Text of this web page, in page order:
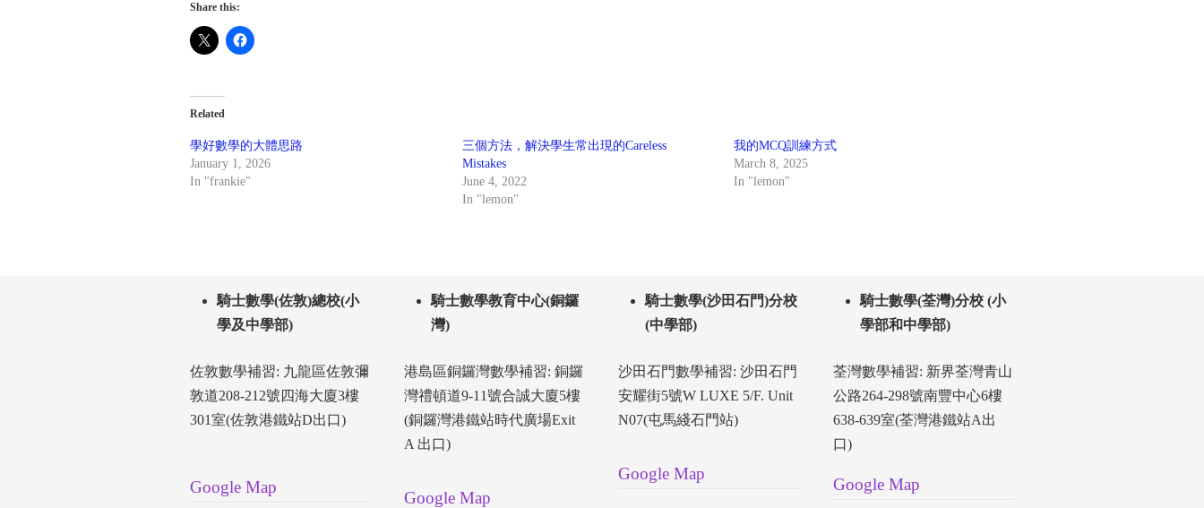
Share this:
Related
學好數學的大體思路
January 1, 2026
In "frankie"
三個方法，解決學生常出現的Careless
Mistakes
June 4, 2022
In "lemon"
我的MCQ訓練方式
March 8, 2025
In "lemon"
騎士數學(佐敦)總校(小
學及中學部)
佐敦數學補習: 九龍區佐敦彌
敦道208-212號四海大廈3樓
301室(佐敦港鐵站D出口)
Google Map
騎士數學教育中心(銅鑼
灣)
港島區銅鑼灣數學補習: 銅鑼
灣禮頓道9-11號合誠大廈5樓
(銅鑼灣港鐵站時代廣場Exit
A 出口)
Google Map
騎士數學(沙田石門)分校
(中學部)
沙田石門數學補習: 沙田石門
安耀街5號W LUXE 5/F. Unit
N07(屯馬綫石門站)
Google Map
騎士數學(荃灣)分校 (小
學部和中學部)
荃灣數學補習: 新界荃灣青山
公路264-298號南豐中心6樓
638-639室(荃灣港鐵站A出
口)
Google Map